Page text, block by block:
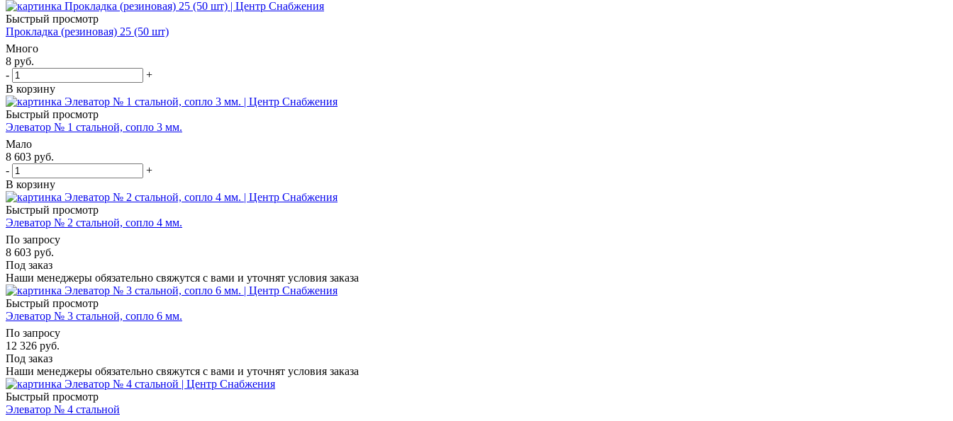
Быстрый просмотр
Прокладка (резиновая) 25 (50 шт)
Много
8 руб.
-
+
В корзину
Быстрый просмотр
Элеватор № 1 стальной, сопло 3 мм.
Мало
8 603 руб.
-
+
В корзину
Быстрый просмотр
Элеватор № 2 стальной, сопло 4 мм.
По запросу
8 603 руб.
Под заказ
Наши менеджеры обязательно свяжутся с вами и уточнят условия заказа
Быстрый просмотр
Элеватор № 3 стальной, сопло 6 мм.
По запросу
12 326 руб.
Под заказ
Наши менеджеры обязательно свяжутся с вами и уточнят условия заказа
Быстрый просмотр
Элеватор № 4 стальной